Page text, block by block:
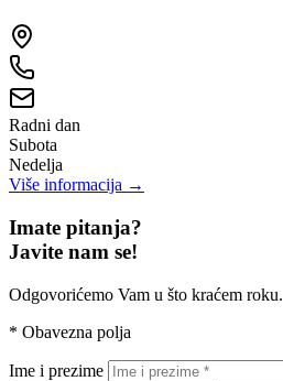
Radni dan
Subota
Nedelja
Više informacija →
Imate pitanja?
Javite nam se!
Odgovorićemo Vam u što kraćem roku.
* Obavezna polja
Ime i prezime